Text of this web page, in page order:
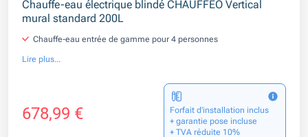
Chauffe-eau électrique blindé CHAUFFEO Vertical
mural standard 200L
Chauffe-eau entrée de gamme pour 4 personnes
Lire plus...
678,99 €
Forfait d’installation inclus
+ garantie pose incluse
+ TVA réduite 10%